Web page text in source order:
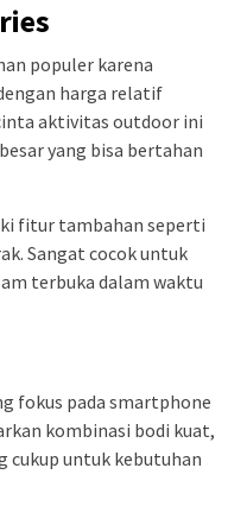
populer karena
harga relatif
aktivitas outdoor ini
yang bisa bertahan
fitur tambahan seperti
Sangat cocok untuk
terbuka dalam waktu
fokus pada smartphone
kombinasi bodi kuat,
cukup untuk kebutuhan